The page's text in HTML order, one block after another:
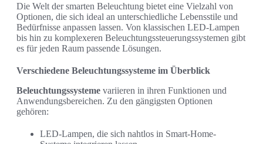
Die Welt der smarten Beleuchtung bietet eine Vielzahl von
Optionen, die sich ideal an unterschiedliche Lebensstile und
Bedürfnisse anpassen lassen. Von klassischen LED-Lampen
bis hin zu komplexeren Beleuchtungssteuerungssystemen gibt
es für jeden Raum passende Lösungen.
Verschiedene Beleuchtungssysteme im Überblick
Beleuchtungssysteme variieren in ihren Funktionen und
Anwendungsbereichen. Zu den gängigsten Optionen
gehören:
LED-Lampen, die sich nahtlos in Smart-Home-